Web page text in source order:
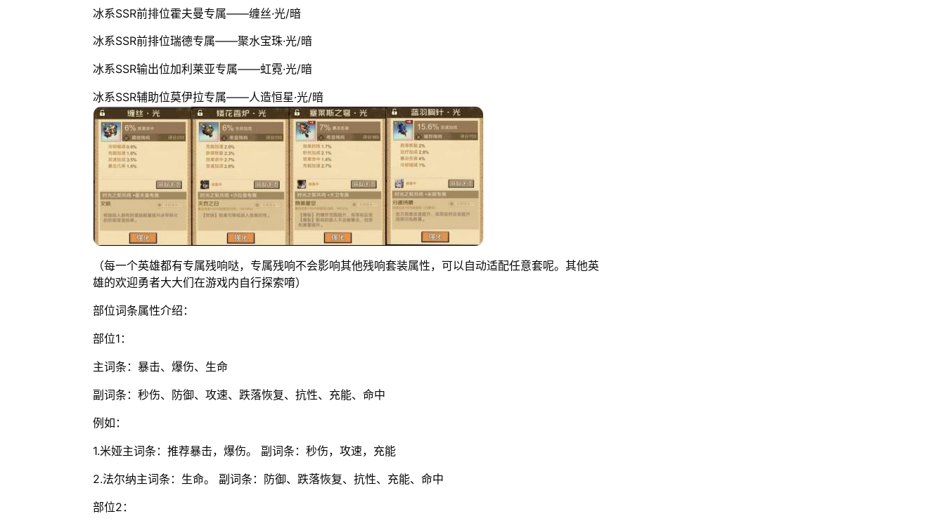
冰系SSR前排位霍夫曼专属——缠丝·光/暗
冰系SSR前排位瑞德专属——聚水宝珠·光/暗
冰系SSR输出位加利莱亚专属——虹霓·光/暗
冰系SSR辅助位莫伊拉专属——人造恒星·光/暗
（每一个英雄都有专属残响哒，专属残响不会影响其他残响套装属性，可以自动适配任意套呢。其他英
雄的欢迎勇者大大们在游戏内自行探索唷）
部位词条属性介绍：
部位1：
主词条：暴击、爆伤、生命
副词条：秒伤、防御、攻速、跌落恢复、抗性、充能、命中
例如：
1.米娅主词条：推荐暴击，爆伤。 副词条：秒伤，攻速，充能
2.法尔纳主词条：生命。 副词条：防御、跌落恢复、抗性、充能、命中
部位2：